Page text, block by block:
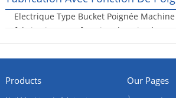
Electrique Type Bucket Poignée
fabrication avec fonction de poignée en
Products Our Pages